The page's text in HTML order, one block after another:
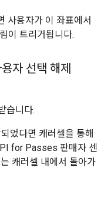
사용자가 이 좌표에서
이 트리거됩니다.
자 선택 해제
습니다.
었다면 캐러셀을 통해
for Passes 판매자 센
캐러셀 내에서 돌아가